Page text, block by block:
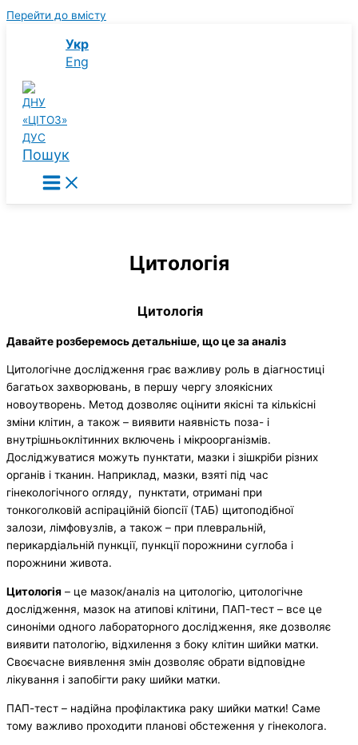
Перейти до вмісту
Укр
Eng
Пошук
Цитологія
Цитологія
Давайте розберемось детальніше, що це за аналіз
Цитологічне дослідження грає важливу роль в діагностиці
багатьох захворювань, в першу чергу злоякісних
новоутворень. Метод дозволяє оцінити якісні та кількісні
зміни клітин, а також – виявити наявність поза- і
внутрішньоклітинних включень і мікроорганізмів.
Досліджуватися можуть пунктати, мазки і зішкріби різних
органів і тканин. Наприклад, мазки, взяті під час
гінекологічного огляду, пунктати, отримані при
тонкоголковій аспіраційній біопсії (ТАБ) щитоподібної
залози, лімфовузлів, а також – при плевральній,
перикардіальній пункції, пункції порожнини суглоба і
порожнини живота.
Цитологія – це мазок/аналіз на цитологію, цитологічне
дослідження, мазок на атипові клітини, ПАП-тест – все це
синоніми одного лабораторного дослідження, яке дозволяє
виявити патологію, відхилення з боку клітин шийки матки.
Своєчасне виявлення змін дозволяє обрати відповідне
лікування і запобігти раку шийки матки.
ПАП-тест – надійна профілактика раку шийки матки! Саме
тому важливо проходити планові обстеження у гінеколога.